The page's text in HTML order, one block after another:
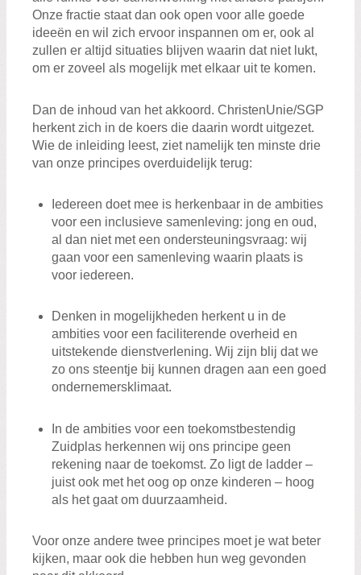
Onze fractie staat dan ook open voor alle goede
ideeën en wil zich ervoor inspannen om er, ook al
zullen er altijd situaties blijven waarin dat niet lukt,
om er zoveel als mogelijk met elkaar uit te komen.
Dan de inhoud van het akkoord. ChristenUnie/SGP
herkent zich in de koers die daarin wordt uitgezet.
Wie de inleiding leest, ziet namelijk ten minste drie
van onze principes overduidelijk terug:
Iedereen doet mee is herkenbaar in de ambities
voor een inclusieve samenleving: jong en oud,
al dan niet met een ondersteuningsvraag: wij
gaan voor een samenleving waarin plaats is
voor iedereen.
Denken in mogelijkheden herkent u in de
ambities voor een faciliterende overheid en
uitstekende dienstverlening. Wij zijn blij dat we
zo ons steentje bij kunnen dragen aan een goed
ondernemersklimaat.
In de ambities voor een toekomstbestendig
Zuidplas herkennen wij ons principe geen
rekening naar de toekomst. Zo ligt de ladder –
juist ook met het oog op onze kinderen – hoog
als het gaat om duurzaamheid.
Voor onze andere twee principes moet je wat beter
kijken, maar ook die hebben hun weg gevonden